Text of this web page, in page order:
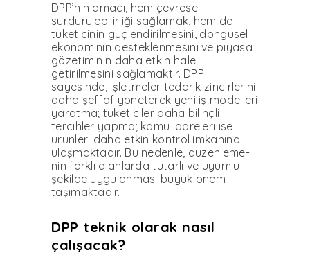
DPP’nin amacı, hem çevre­sel
sürdürülebilirliği sağla­mak, hem de
tüketicinin güç­lendirilmesini, döngüsel
eko­nominin desteklenmesini ve piyasa
gözetiminin daha etkin hale
getirilmesini sağlamaktır. DPP
sayesinde, işletmeler te­darik zincirlerini
daha şeffaf yöneterek yeni iş modelleri
ya­ratma; tüketiciler daha bilinç­li
tercihler yapma; kamu ida­releri ise
ürünleri daha etkin kontrol imkanına
ulaşmakta­dır. Bu nedenle, düzenleme­
nin farklı alanlarda tutarlı ve uyumlu
şekilde uygulanması büyük önem
taşımaktadır.
DPP teknik olarak nasıl
çalışacak?